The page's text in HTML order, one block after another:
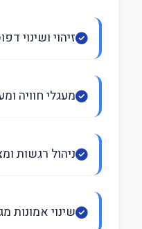
זיהוי ושינוי
מעגלי חוויה
ניהול רגשות
שינוי אמונות